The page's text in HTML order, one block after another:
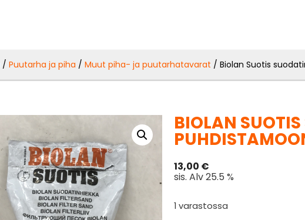
/Puutarha ja piha /Muut piha- ja puutarhatavarat / Biolan Suotis
BIOLAN
13,00 €
sis. Alv 25.5 %
1 varastossa